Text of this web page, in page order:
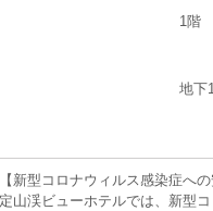
1階
地下
【新型コロナウィルス感染症へ
定山渓ビューホテルでは、新型